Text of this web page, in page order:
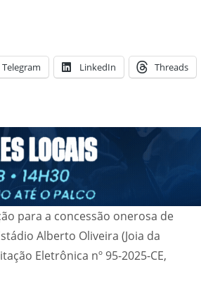
Telegram LinkedIn Threads
para a concessão onerosa de
Alberto Oliveira (Joia da
Eletrônica nº 95-2025-CE,